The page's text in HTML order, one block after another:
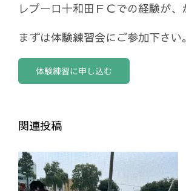
レプーロ十和田ＦＣでの経験が
まずは体験練習会にご参加下さい。
体験練習に申し込む
関連投稿